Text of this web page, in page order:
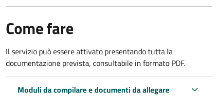
Come fare
Il servizio può essere attivato presentando tutta la
documentazione prevista, consultabile in formato PDF.
Moduli da compilare e documenti da allegare